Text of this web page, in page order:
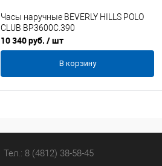
Часы наручные BEVERLY HILLS POLO
CLUB BP3600C.390
10 340 руб. / шт
В корзину
Тел.: 8 (4812) 38-58-45